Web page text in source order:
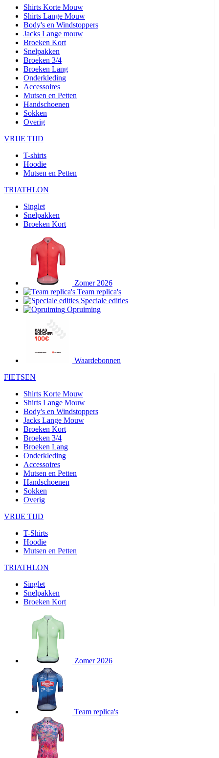
Shirts Korte Mouw
Shirts Lange Mouw
Body's en Windstoppers
Jacks Lange mouw
Broeken Kort
Snelpakken
Broeken 3/4
Broeken Lang
Onderkleding
Accessoires
Mutsen en Petten
Handschoenen
Sokken
Overig
VRIJE TIJD
T-shirts
Hoodie
Mutsen en Petten
TRIATHLON
Singlet
Snelpakken
Broeken Kort
Zomer 2026
Team replica's
Speciale edities
Opruiming
Waardebonnen
FIETSEN
Shirts Korte Mouw
Shirts Lange Mouw
Body's en Windstoppers
Jacks Lange Mouw
Broeken Kort
Broeken 3/4
Broeken Lang
Onderkleding
Accessoires
Mutsen en Petten
Handschoenen
Sokken
Overig
VRIJE TIJD
T-Shirts
Hoodie
Mutsen en Petten
TRIATHLON
Singlet
Snelpakken
Broeken Kort
Zomer 2026
Team replica's